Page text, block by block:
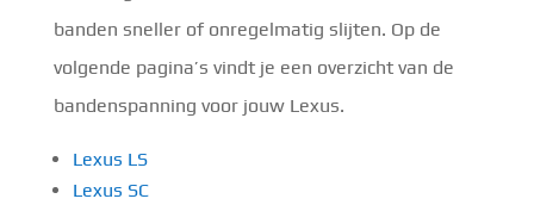
banden sneller of onregelmatig slijten. Op de
volgende pagina’s vindt je een overzicht van de
bandenspanning voor jouw Lexus.
Lexus LS
Lexus SC